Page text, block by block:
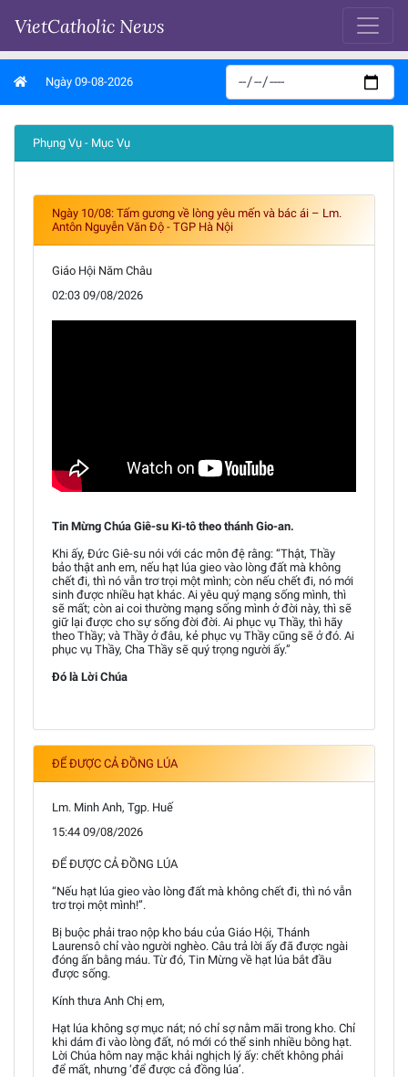
VietCatholic News
Ngày 09-08-2026
Phụng Vụ - Mục Vụ
Ngày 10/08: Tấm gương về lòng yêu mến và bác ái – Lm.
Antôn Nguyễn Văn Độ - TGP Hà Nội
Giáo Hội Năm Châu
02:03 09/08/2026
Tin Mừng Chúa Giê-su Ki-tô theo thánh Gio-an.
Khi ấy, Đức Giê-su nói với các môn đệ rằng: “Thật, Thầy
bảo thật anh em, nếu hạt lúa gieo vào lòng đất mà không
chết đi, thì nó vẫn trơ trọi một mình; còn nếu chết đi, nó mới
sinh được nhiều hạt khác. Ai yêu quý mạng sống mình, thì
sẽ mất; còn ai coi thường mạng sống mình ở đời này, thì sẽ
giữ lại được cho sự sống đời đời. Ai phục vụ Thầy, thì hãy
theo Thầy; và Thầy ở đâu, kẻ phục vụ Thầy cũng sẽ ở đó. Ai
phục vụ Thầy, Cha Thầy sẽ quý trọng người ấy.”
Đó là Lời Chúa
ĐỂ ĐƯỢC CẢ ĐỒNG LÚA
Lm. Minh Anh, Tgp. Huế
15:44 09/08/2026
ĐỂ ĐƯỢC CẢ ĐỒNG LÚA
“Nếu hạt lúa gieo vào lòng đất mà không chết đi, thì nó vẫn
trơ trọi một mình!”.
Bị buộc phải trao nộp kho báu của Giáo Hội, Thánh
Laurensô chỉ vào người nghèo. Câu trả lời ấy đã được ngài
đóng ấn bằng máu. Từ đó, Tin Mừng về hạt lúa bắt đầu
được sống.
Kính thưa Anh Chị em,
Hạt lúa không sợ mục nát; nó chỉ sợ nằm mãi trong kho. Chỉ
khi dám đi vào lòng đất, nó mới có thể sinh nhiều bông hạt.
Lời Chúa hôm nay mặc khải nghịch lý ấy: chết không phải
để mất, nhưng ‘để được cả đồng lúa’.